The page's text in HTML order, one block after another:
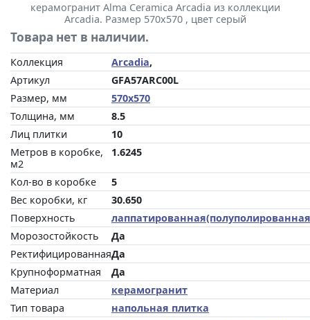
керамогранит Alma Ceramica Arcadia из коллекции
Arcadia. Размер 570x570 , цвет серый
Товара нет в наличии.
Коллекция Arcadia,
Артикул
GFA57ARC00L
Размер, мм
570x570
Толщина, мм
8.5
Лиц плитки
10
Метров в коробке,
м2
1.6245
Кол-во в коробке
5
Вес коробки, кг
30.650
Поверхность
Морозостойкость
Да
РектифицированнаяДа
Крупноформатная
Да
Материал
керамогранит
Тип товара
напольная плитка